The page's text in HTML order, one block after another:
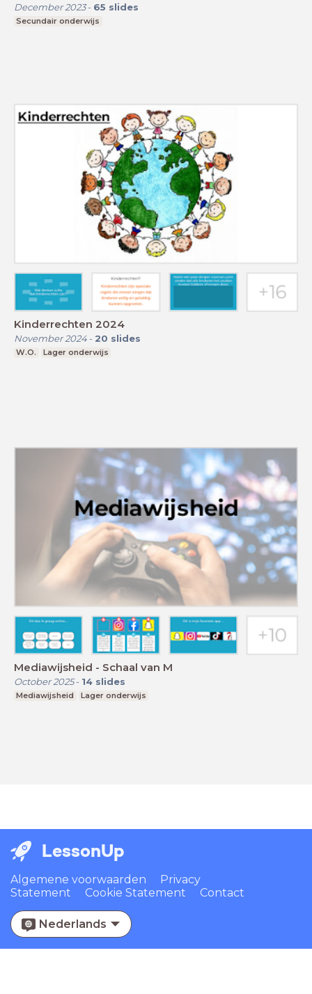
December 2023- 65 slides
Secundair onderwijs
Kinderrechten 2024
November 2024- 20 slides
W.O. Lager onderwijs
Mediawijsheid - Schaal van M
October 2025- 14 slides
Mediawijsheid Lager onderwijs
LessonUp
Algemene voorwaarden
Privacy
Statement
Cookie Statement Contact
Nederlands